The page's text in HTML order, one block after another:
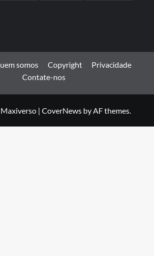
somos Copyright
Privacidade
Contate-nos
| CoverNews by AF themes.